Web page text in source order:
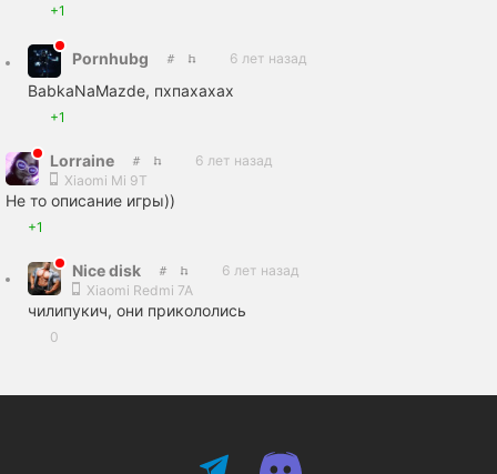
+1
Pornhubg 6 лет назад
BabkaNaMazde, пхпахахах
+1
Lorraine
6 лет назад
Xiaomi Mi 9T
Не то описание игры))
+1
Nice disk
6 лет назад
Xiaomi Redmi 7A
чилипукич, они прикололись
0